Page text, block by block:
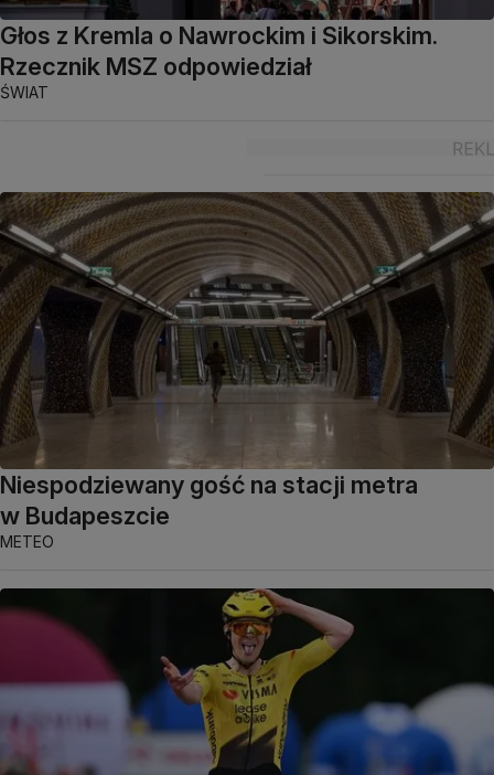
Głos z Kremla o Nawrockim i Sikorskim.
Rzecznik MSZ odpowiedział
ŚWIAT
Niespodziewany gość na stacji metra
w Budapeszcie
METEO